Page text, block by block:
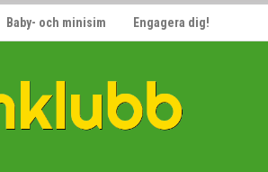
Baby- och minisim Engagera dig!